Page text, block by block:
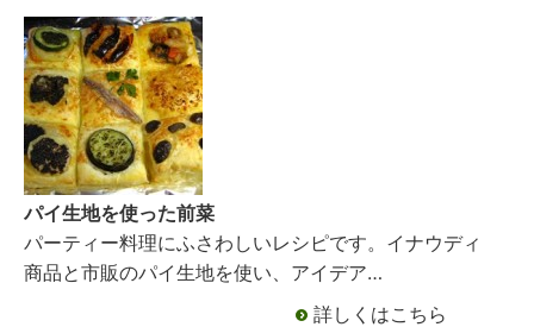
パイ生地を使った前菜
パーティー料理にふさわしいレシピです。イナウディ
商品と市販のパイ生地を使い、アイデア…
詳しくはこちら